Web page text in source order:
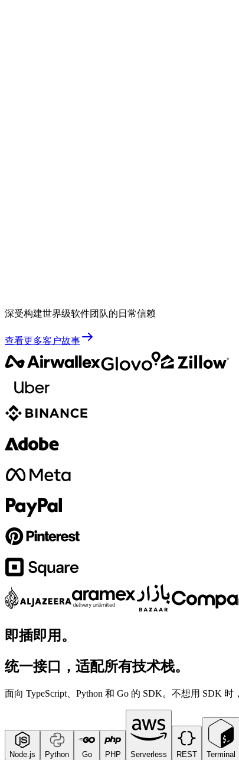
深受构建世界级软件团队的日常信赖
查看更多客户故事
即插即用。
统一接口，适配所有技术栈。
面向 TypeScript、Python 和 Go 的 SDK。不想用 SDK
Node.js Python Go PHP Serverless REST Terminal